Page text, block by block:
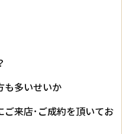
も多いせいか
ご来店･ご成約を頂いてお